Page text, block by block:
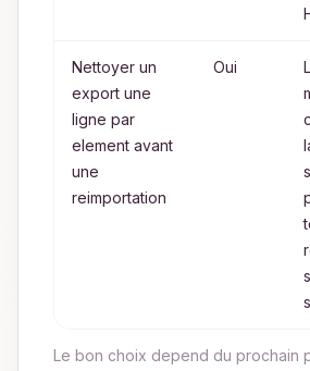
Nettoyer un
export une
ligne par
element avant
une
reimportation
Oui
Le bon choix depend du prochain